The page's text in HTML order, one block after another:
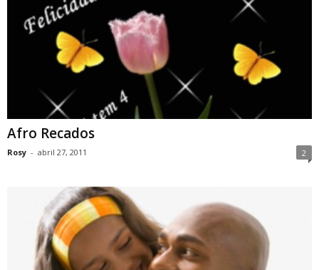
Afro Recados
Rosy - abril 27, 2011 2